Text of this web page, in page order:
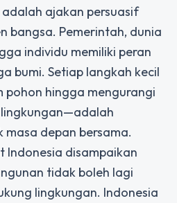
ajakan persuasif
bangsa. Pemerintah, dunia
individu memiliki peran
bumi. Setiap langkah kecil
hingga mengurangi
depan bersama.
Indonesia disampaikan
tidak boleh lagi
lingkungan. Indonesia